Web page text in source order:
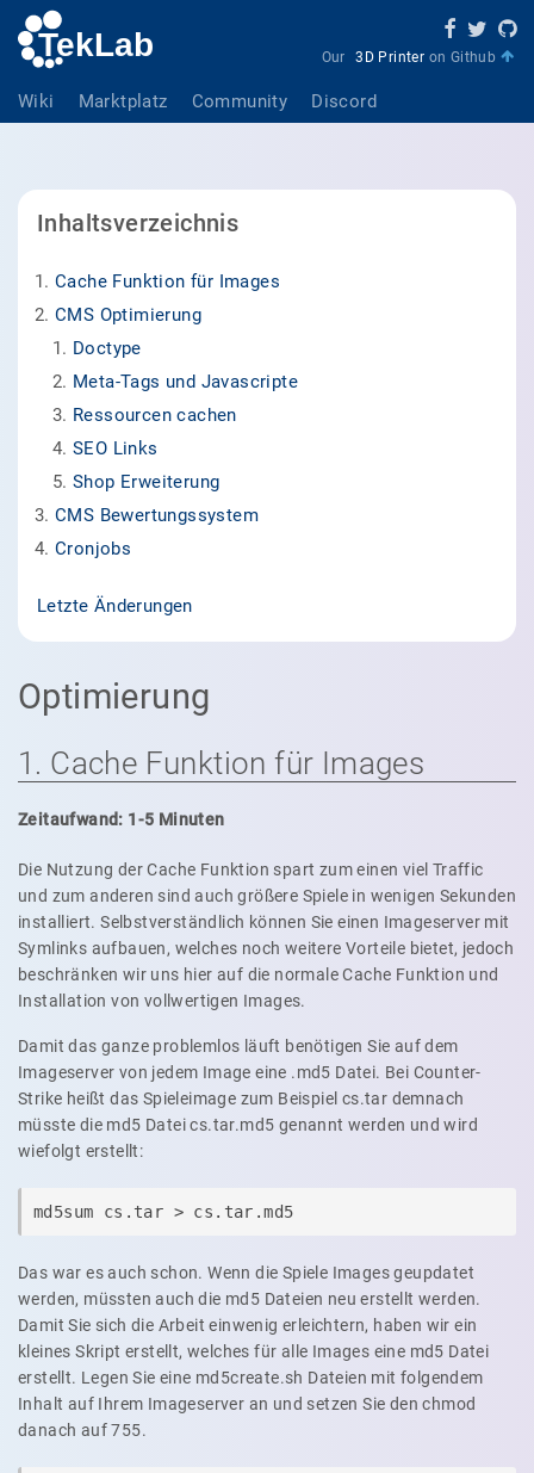
Wiki Marktplatz Community Discord
Our 3D Printer on Github
Inhaltsverzeichnis
Cache Funktion für Images
CMS Optimierung
Doctype
Meta-Tags und Javascripte
Ressourcen cachen
SEO Links
Shop Erweiterung
CMS Bewertungssystem
Cronjobs
Letzte Änderungen
Optimierung
1. Cache Funktion für Images
Zeitaufwand: 1-5 Minuten
Die Nutzung der Cache Funktion spart zum einen viel Traffic
und zum anderen sind auch größere Spiele in wenigen Sekunden
installiert. Selbstverständlich können Sie einen Imageserver mit
Symlinks aufbauen, welches noch weitere Vorteile bietet, jedoch
beschränken wir uns hier auf die normale Cache Funktion und
Installation von vollwertigen Images.
Damit das ganze problemlos läuft benötigen Sie auf dem
Imageserver von jedem Image eine .md5 Datei. Bei Counter-
Strike heißt das Spieleimage zum Beispiel cs.tar demnach
müsste die md5 Datei cs.tar.md5 genannt werden und wird
wiefolgt erstellt:
md5sum cs.tar > cs.tar.md5
Das war es auch schon. Wenn die Spiele Images geupdatet
werden, müssten auch die md5 Dateien neu erstellt werden.
Damit Sie sich die Arbeit einwenig erleichtern, haben wir ein
kleines Skript erstellt, welches für alle Images eine md5 Datei
erstellt. Legen Sie eine md5create.sh Dateien mit folgendem
Inhalt auf Ihrem Imageserver an und setzen Sie den chmod
danach auf 755.